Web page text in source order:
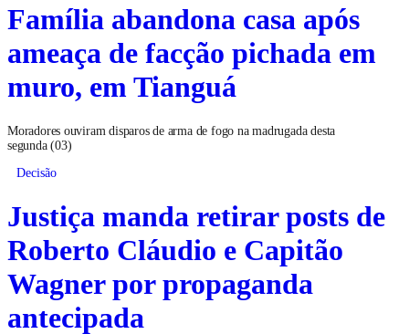
Família abandona casa após
ameaça de facção pichada em
muro, em Tianguá
Moradores ouviram disparos de arma de fogo na madrugada desta
segunda (03)
Decisão
Justiça manda retirar posts de
Roberto Cláudio e Capitão
Wagner por propaganda
antecipada